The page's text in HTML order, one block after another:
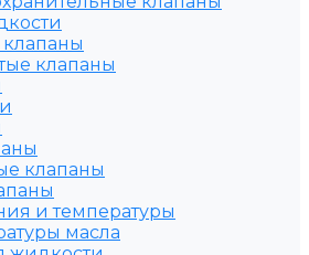
клапаны
клапаны
и температуры
масла